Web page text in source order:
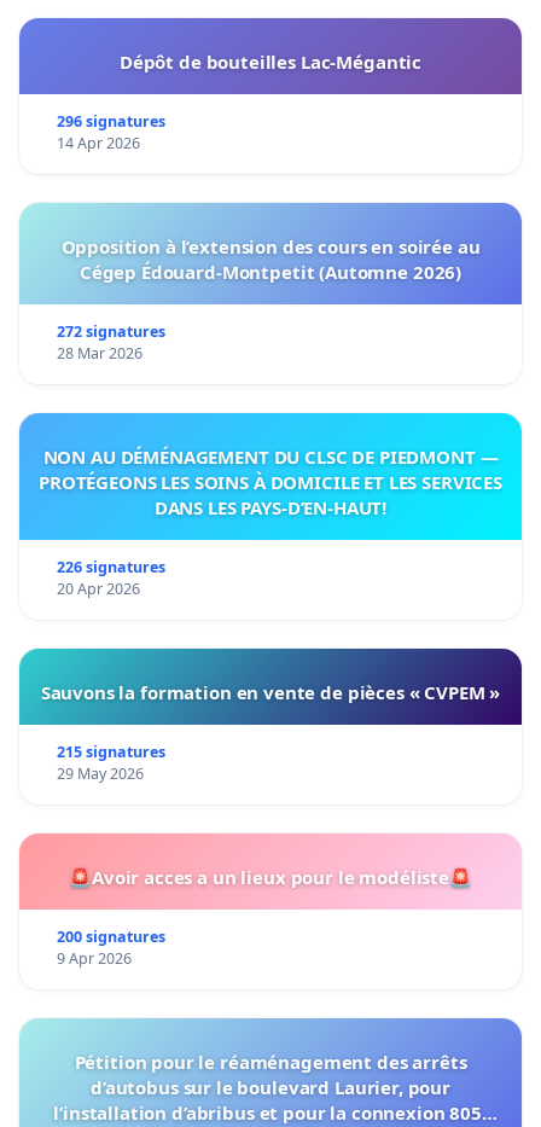
Dépôt de bouteilles Lac-Mégantic
296 signatures
14 Apr 2026
Opposition à l’extension des cours en soirée au
Cégep Édouard-Montpetit (Automne 2026)
272 signatures
28 Mar 2026
NON AU DÉMÉNAGEMENT DU CLSC DE PIEDMONT —
PROTÉGEONS LES SOINS À DOMICILE ET LES SERVICES
DANS LES PAYS-D’EN-HAUT!
226 signatures
20 Apr 2026
Sauvons la formation en vente de pièces « CVPEM »
215 signatures
29 May 2026
🚨Avoir acces a un lieux pour le modéliste🚨
200 signatures
9 Apr 2026
Pétition pour le réaménagement des arrêts
d’autobus sur le boulevard Laurier, pour
l’installation d’abribus et pour la connexion 805-